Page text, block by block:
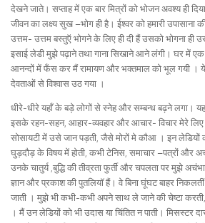
देखने जाते। सप्ताह में एक बार मित्रों को भोजन अवश्य ही
जीवन का लक्ष्य सुख –भोग ही है। ईश्वर को हमारी उपासाना
उत्तम- उत्तम बस्तुऍ भोगने के लिए ही दी हैं उसको भोगना ही
इसाई लेडी मुझे पढ़ाने तथा गाना सिखाने आने लंगी। घर में एक
आनन्दों में फँस कर मैं रामायण और भक्तमाल को भूल गयी ।
देवताओं से विश्वास उठ गया ।
धीरे-धीरे यहाँ के बड़े लोगों से स्नेह और सम्बन्ध बढ़ने लगा।
इसके रहन-सहन, आहार-व्यवहार और आचार- विचार मेरे
सोसायटी में उसे जान पड़ती, जैसे मोरों मे कौआ । इन लेडियों
घुड़दौड़ के विषय में होती, कभी टेनिस, समाचार –पत्रों
उनके चातुर्य ,बुद्धि की तीव्रता फुर्ती और चपलता पर मुझे
ज्ञान और प्रकाश की पुतलियॉ हैं। वे बिना घूंघट बाहर
जाती । मुझे भी कभी-कभी अपने साथ ले जाने की चेष्टा
। मैं उन लेडियों को भी उदास या चिंतित न पाती। मिसस्टर